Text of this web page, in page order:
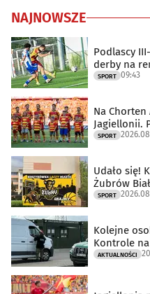
NAJNOWSZE
Podlascy
derby na
SPORT 09:43
Na
Jagiellonii.
SPORT
Udało się!
Żubrów
SPORT
Kolejne
Kontrole
AKTUALNOŚCI